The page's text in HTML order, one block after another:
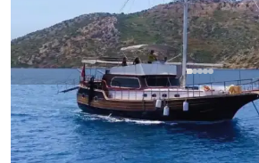
Marmaris, Muğla
4-Kabine Gulet to Explore the
Marmaris